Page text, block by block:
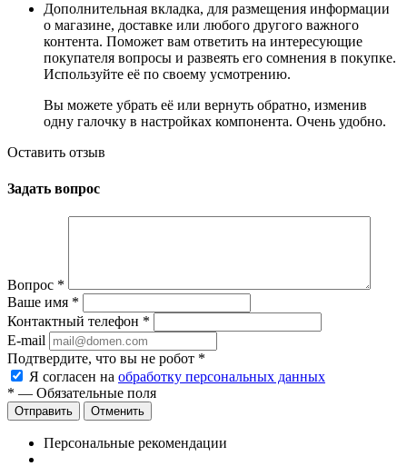
Дополнительная вкладка, для размещения информации
о магазине, доставке или любого другого важного
контента. Поможет вам ответить на интересующие
покупателя вопросы и развеять его сомнения в покупке.
Используйте её по своему усмотрению.
Вы можете убрать её или вернуть обратно, изменив
одну галочку в настройках компонента. Очень удобно.
Оставить отзыв
Задать вопрос
Вопрос *
Ваше имя *
Контактный телефон *
E-mail
Подтвердите, что вы не робот *
Я согласен на обработку персональных данных
* — Обязательные поля
Отменить
Персональные рекомендации